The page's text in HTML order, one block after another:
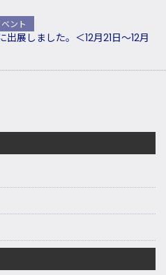
ント
展しました。＜12月21日～12月